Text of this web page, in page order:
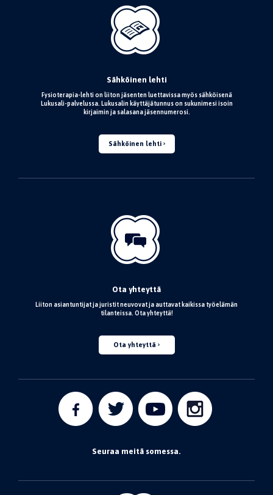
Sähköinen lehti
Fysioterapia-lehti on liiton jäsenten luettavissa myös sähköisenä
Lukusali-palvelussa. Lukusalin käyttäjätunnus on sukunimesi isoin
kirjaimin ja salasana jäsennumerosi.
Sähköinen lehti
Ota yhteyttä
Liiton asiantuntijat ja juristit neuvovat ja auttavat kaikissa työelämän
tilanteissa. Ota yhteyttä!
Ota yhteyttä
Seuraa meitä somessa.